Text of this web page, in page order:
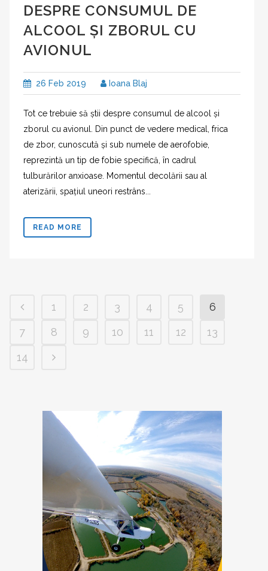
DESPRE CONSUMUL DE
ALCOOL ȘI ZBORUL CU
AVIONUL
26 Feb 2019 Ioana Blaj
Tot ce trebuie să știi despre consumul de alcool și
zborul cu avionul. Din punct de vedere medical, frica
de zbor, cunoscută și sub numele de aerofobie,
reprezintă un tip de fobie specifică, în cadrul
tulburărilor anxioase. Momentul decolării sau al
aterizării, spațiul uneori restrâns...
READ MORE
1 2 3 4 5
6
7
8 9 10 11 12
13
14